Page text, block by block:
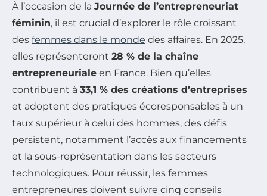
À l’occasion de la Journée de l’entrepreneuriat
féminin, il est crucial d’explorer le rôle croissant
des femmes dans le monde des affaires. En 2025,
elles représenteront 28 % de la chaîne
entrepreneuriale en France. Bien qu’elles
contribuent à 33,1 % des créations d’entreprises
et adoptent des pratiques écoresponsables à un
taux supérieur à celui des hommes, des défis
persistent, notamment l’accès aux financements
et la sous-représentation dans les secteurs
technologiques. Pour réussir, les femmes
entrepreneures doivent suivre cinq conseils